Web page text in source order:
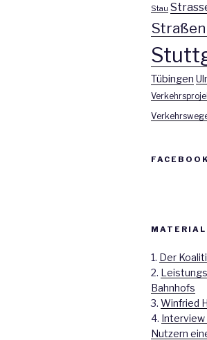
Stau
Tübingen
FACEBOOK
1. Der
2.
Bahnhofs
3. Winfried
4. Interview
Nutzern